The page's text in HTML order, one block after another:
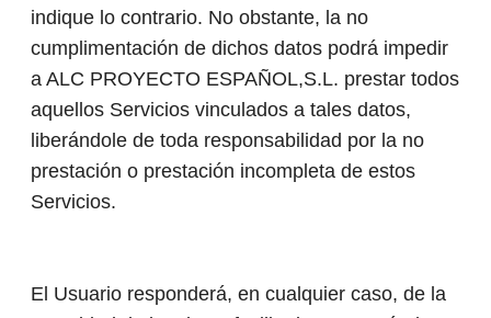
indique lo contrario. No obstante, la no
cumplimentación de dichos datos podrá impedir
a ALC PROYECTO ESPAÑOL,S.L. prestar todos
aquellos Servicios vinculados a tales datos,
liberándole de toda responsabilidad por la no
prestación o prestación incompleta de estos
Servicios.
El Usuario responderá, en cualquier caso, de la